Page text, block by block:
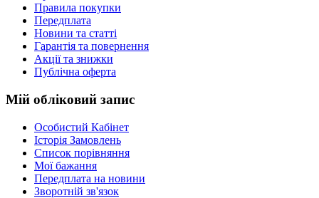
Правила покупки
Передплата
Новини та статті
Гарантія та повернення
Акції та знижки
Публічна оферта
Мій обліковий запис
Особистий Кабінет
Історія Замовлень
Список порівняння
Мої бажання
Передплата на новини
Зворотній зв'язок